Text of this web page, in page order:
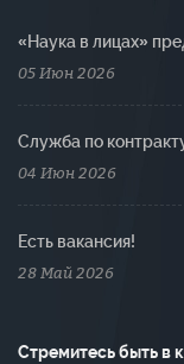
«Наука в лицах»
05 Июн 2026
Cлужба по
04 Июн 2026
Есть вакансия!
28 Май 2026
Стремитесь быть в